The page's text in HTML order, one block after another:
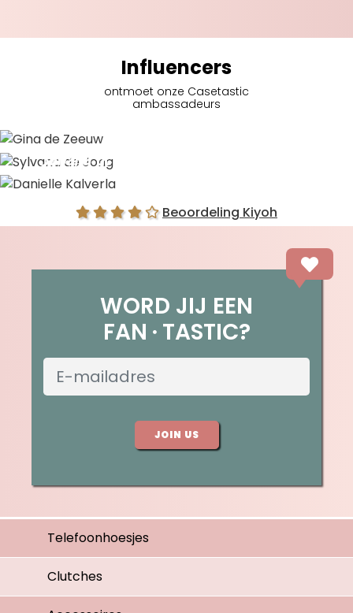
Influencers
ontmoet onze Casetastic
ambassadeurs
Sylvana de Jong
Beoordeling Kiyoh
WORD JIJ EEN
FAN TASTIC?
JOIN US
Telefoonhoesjes
Clutches